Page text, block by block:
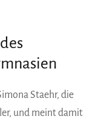
Staehr, die
und meint damit